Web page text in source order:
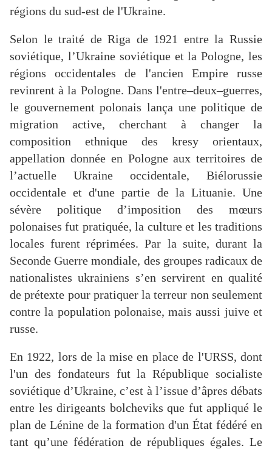
régions du sud-est de l'Ukraine.
Selon le traité de Riga de 1921 entre la Russie
soviétique, l’Ukraine soviétique et la Pologne, les
régions occidentales de l'ancien Empire russe
revinrent à la Pologne. Dans l'entre–deux–guerres,
le gouvernement polonais lança une politique de
migration active, cherchant à changer la
composition ethnique des kresy orientaux,
appellation donnée en Pologne aux territoires de
l’actuelle Ukraine occidentale, Biélorussie
occidentale et d'une partie de la Lituanie. Une
sévère politique d’imposition des mœurs
polonaises fut pratiquée, la culture et les traditions
locales furent réprimées. Par la suite, durant la
Seconde Guerre mondiale, des groupes radicaux de
nationalistes ukrainiens s’en servirent en qualité
de prétexte pour pratiquer la terreur non seulement
contre la population polonaise, mais aussi juive et
russe.
En 1922, lors de la mise en place de l'URSS, dont
l'un des fondateurs fut la République socialiste
soviétique d’Ukraine, c’est à l’issue d’âpres débats
entre les dirigeants bolcheviks que fut appliqué le
plan de Lénine de la formation d'un État fédéré en
tant qu’une fédération de républiques égales. Le